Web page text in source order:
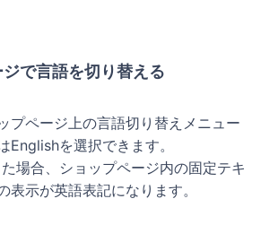
で言語を切り替える
プページ上の言語切り替えメニュー
Englishを選択できます。
場合、ショップページ内の固定テキ
表示が英語表記になります。